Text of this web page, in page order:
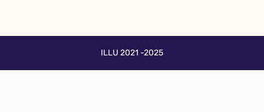
ILLU 2021 -2025